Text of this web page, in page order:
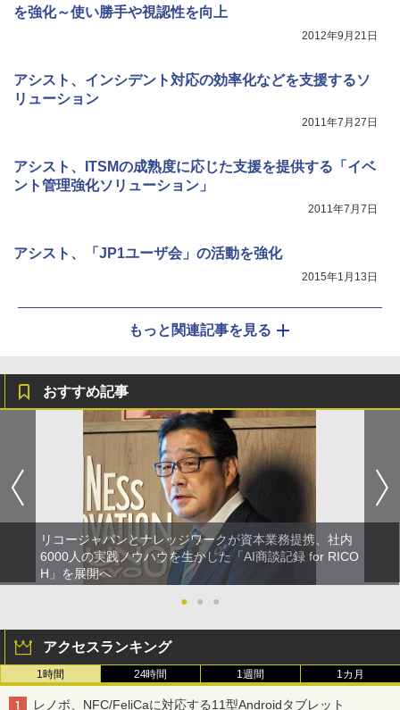
を強化～使い勝手や視認性を向上
2012年9月21日
アシスト、インシデント対応の効率化などを支援するソ
リューション
2011年7月27日
アシスト、ITSMの成熟度に応じた支援を提供する「イベ
ント管理強化ソリューション」
2011年7月7日
アシスト、「JP1ユーザ会」の活動を強化
2015年1月13日
もっと関連記事を見る
おすすめ記事
リコージャパンとナレッジワークが資本業務提携、社内
6000人の実践ノウハウを生かした「AI商談記録 for RICO
H」を展開へ
●
● ●
アクセスランキング
1時間 24時間 1週間 1カ月
レノボ、NFC/FeliCaに対応する11型Androidタブレット